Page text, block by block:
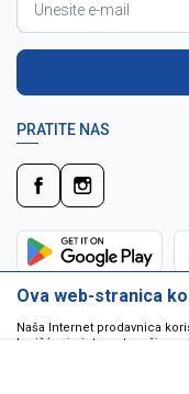
PRATITE NAS
Ova web-stranica
Naša Internet prodavnica
korišćenje interneta vašim
da pokrenu program ili da
jedinstveno dodeljeni vama,